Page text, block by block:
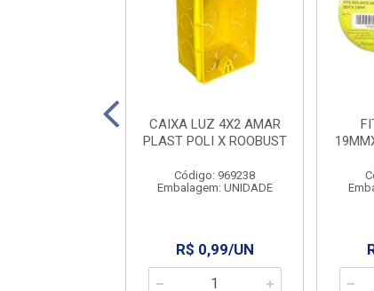
CAIXA LUZ 4X2 AMAR
PLAST POLI X ROOBUST
Código: 969238
Embalagem: UNIDADE
R$ 0,99/UN